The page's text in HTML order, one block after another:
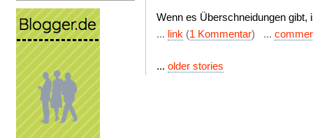
Wenn es Überschneidungen gibt,
... link (1 Kommentar) ...
... older stories